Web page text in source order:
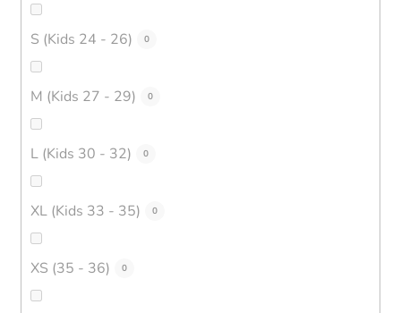
S (Kids 24 - 26) 0
M (Kids 27 - 29) 0
L (Kids 30 - 32) 0
XL (Kids 33 - 35) 0
XS (35 - 36) 0